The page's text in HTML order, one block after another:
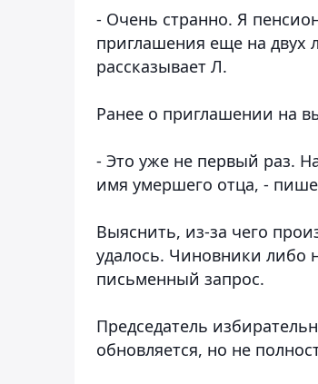
- Очень странно. Я
приглашения еще на двух
рассказывает Л.
Ранее о приглашении на
- Это уже не первый раз.
имя умершего отца, -
Выяснить, из-за чего
удалось. Чиновники либо
письменный запрос.
Председатель
обновляется, но не